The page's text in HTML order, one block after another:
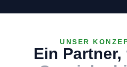
UNSER
Ein Partner,